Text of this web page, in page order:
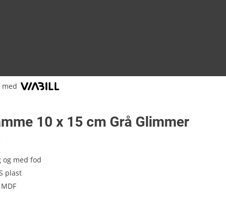
med
10 x 15 cm Grå Glimmer
med fod
plast